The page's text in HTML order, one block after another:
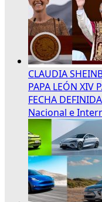
CLAUDIA
PAPA LEÓN XIV
FECHA DEFINIDA
Nacional e